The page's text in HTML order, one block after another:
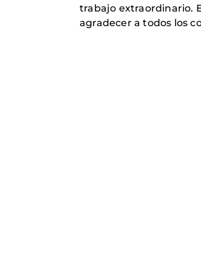
trabajo extraordinario.
agradecer a todos los